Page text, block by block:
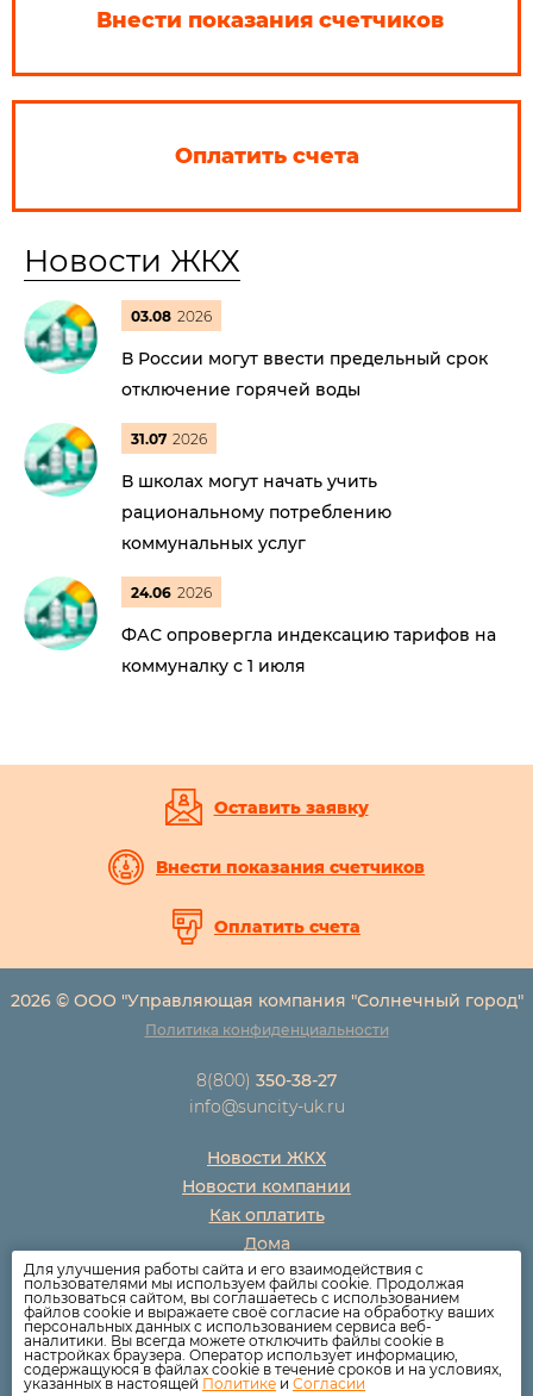
Внести показания счетчиков
Оплатить счета
Новости ЖКХ
03.08 2026
В России могут ввести предельный срок
отключение горячей воды
31.07 2026
В школах могут начать учить
рациональному потреблению
коммунальных услуг
24.06 2026
ФАС опровергла индексацию тарифов на
коммуналку с 1 июля
Оставить заявку
Внести показания счетчиков
Оплатить счета
2026 © ООО "Управляющая компания "Солнечный город"
Политика конфиденциальности
8(800) 350-38-27
info@suncity-uk.ru
Новости ЖКХ
Новости компании
Как оплатить
Дома
Раскрытие информации
Вопросы
Для улучшения работы сайта и его взаимодействия с
пользователями мы используем файлы cookie. Продолжая
пользоваться сайтом, вы соглашаетесь с использованием
файлов cookie и выражаете своё согласие на обработку ваших
персональных данных с использованием сервиса веб-
аналитики. Вы всегда можете отключить файлы cookie в
настройках браузера. Оператор использует информацию,
содержащуюся в файлах cookie в течение сроков и на условиях,
указанных в настоящей Политике и Согласии